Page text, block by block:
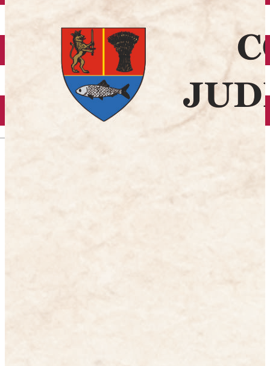
Închirieri auto
Închirieri biciclete
Taxi
Încărcare vehicule electrice